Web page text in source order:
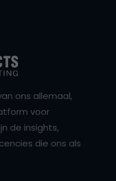
ons allemaal,
voor
de insights,
die ons als